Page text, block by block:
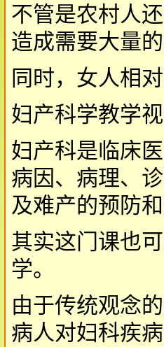
不管是农村人
造成需要大量
同时，女人相
妇产科学教学
妇产科是临床
病因、病理、
及难产的预防
其实这门课也
学。
由于传统观念
病人对妇科疾